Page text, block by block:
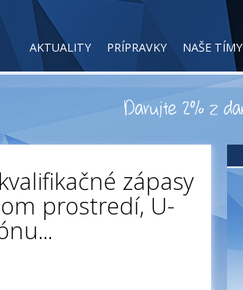
AKTUALITY PRÍPRAVKY NAŠE TÍMY
zápasy
prostredí, U-